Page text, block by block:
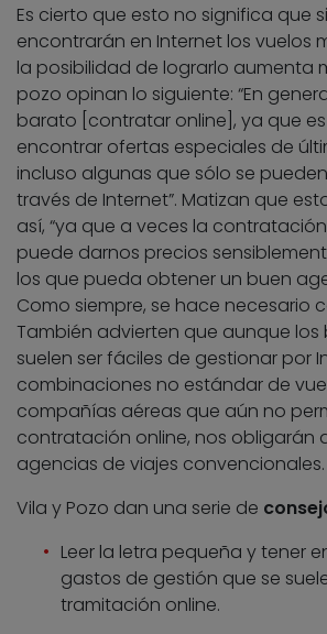
Es cierto que esto no significa que
encontrarán en Internet los vuelos
la posibilidad de lograrlo aumenta
pozo opinan lo siguiente: “En
barato [contratar online], ya que
encontrar ofertas especiales de
incluso algunas que sólo se
través de Internet”. Matizan que
así, “ya que a veces la
puede darnos precios
los que pueda obtener un buen
Como siempre, se hace necesario
También advierten que aunque los
suelen ser fáciles de gestionar por
combinaciones no estándar de
compañías aéreas que aún no
contratación online, nos obligarán
agencias de viajes convencionales.
Vila y Pozo dan una serie de
Leer la letra pequeña y tener
gastos de gestión que se
tramitación online.